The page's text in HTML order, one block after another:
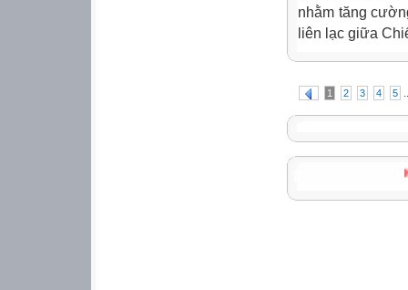
nhằm tăng
liên lạc giữa
1 2 3 4 5